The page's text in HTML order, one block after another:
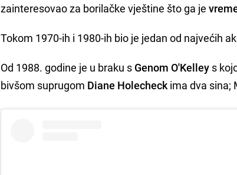
zainteresovao za borilačke vještine što ga je
Tokom 1970-ih i 1980-ih bio je jedan od najvećih
Od 1988. godine je u braku s Genom O'Kelley s
bivšom suprugom Diane Holecheck ima dva sina;